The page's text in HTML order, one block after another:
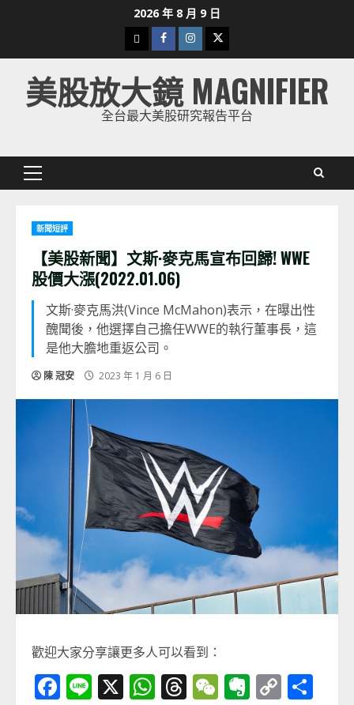
2026 年 8 月 9 日
下
載
美
股
Facebook
Instagram
Twitter
美股放大鏡 MAGNIFIER
全台最大美股研究報告平台
Primary
新聞短評
【美股新聞】文斯·麥克馬宣布回歸! WWE
股價大漲(2022.01.06)
文斯·麥克馬洪(Vince McMahon)表示，在曝出性
醜聞後，他選擇自己擔任WWE的執行董事長，這
是他大膽地重返公司。
陳 冠安 2023 年 1 月 6 日
歡迎大家分享讓更多人可以看到：
Facebook
Line
X WhatsApp
Threads
WeChat
Evernote
Copy